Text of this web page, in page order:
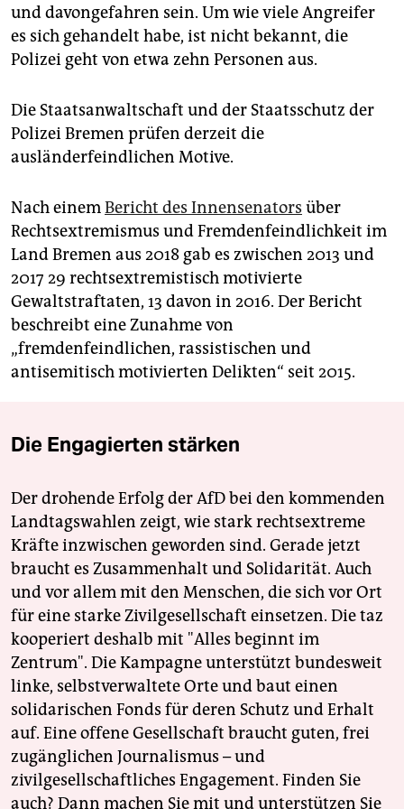
und davongefahren sein. Um wie viele Angreifer
es sich gehandelt habe, ist nicht bekannt, die
Polizei geht von etwa zehn Personen aus.
Die Staatsanwaltschaft und der Staatsschutz der
Polizei Bremen prüfen derzeit die
ausländerfeindlichen Motive.
Nach einemBericht des Innensenators über
Rechtsextremismus und Fremdenfeindlichkeit im
Land Bremen aus 2018 gab es zwischen 2013 und
2017 29 rechtsextremistisch motivierte
Gewaltstraftaten, 13 davon in 2016. Der Bericht
beschreibt eine Zunahme von
„fremdenfeindlichen, rassistischen und
antisemitisch motivierten Delikten“ seit 2015.
Die Engagierten stärken
Der drohende Erfolg der AfD bei den kommenden
Landtagswahlen zeigt, wie stark rechtsextreme
Kräfte inzwischen geworden sind. Gerade jetzt
braucht es Zusammenhalt und Solidarität. Auch
und vor allem mit den Menschen, die sich vor Ort
für eine starke Zivilgesellschaft einsetzen. Die taz
kooperiert deshalb mit "Alles beginnt im
Zentrum". Die Kampagne unterstützt bundesweit
linke, selbstverwaltete Orte und baut einen
solidarischen Fonds für deren Schutz und Erhalt
auf. Eine offene Gesellschaft braucht guten, frei
zugänglichen Journalismus – und
zivilgesellschaftliches Engagement. Finden Sie
auch? Dann machen Sie mit und unterstützen Sie